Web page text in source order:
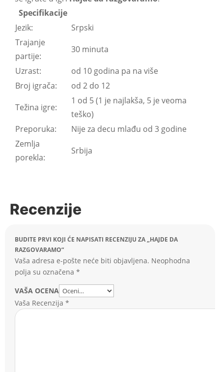
Specifikacije
Jezik:
Srpski
Trajanje
partije:
30 minuta
Uzrast:
od 10 godina pa na više
Broj igrača:
od 2 do 12
Težina igre:
1 od 5 (1 je najlakša, 5 je veoma
teško)
Preporuka:
Nije za decu mlađu od 3 godine
Zemlja
porekla:
Srbija
Recenzije
BUDITE PRVI KOJI ĆE NAPISATI RECENZIJU ZA „HAJDE DA
RAZGOVARAMO“
Vaša adresa e-pošte neće biti objavljena. Neophodna
polja su označena *
VAŠA OCENA
Vaša Recenzija *